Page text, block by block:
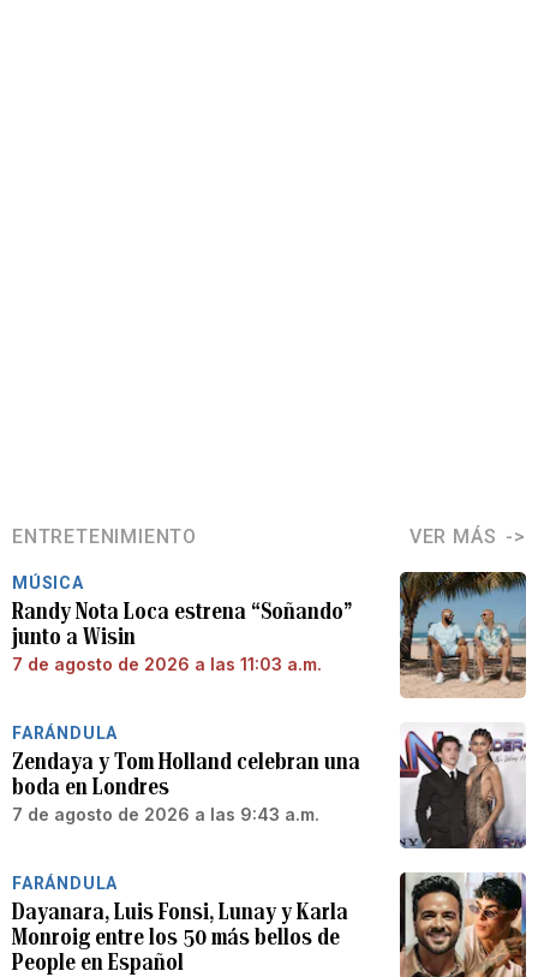
ENTRETENIMIENTO VER MÁS
MÚSICA
Randy Nota Loca estrena “Soñando”
junto a Wisin
7 de agosto de 2026 a las 11:03 a.m.
FARÁNDULA
Zendaya y Tom Holland celebran una
boda en Londres
7 de agosto de 2026 a las 9:43 a.m.
FARÁNDULA
Dayanara, Luis Fonsi, Lunay y Karla
Monroig entre los 50 más bellos de
People en Español